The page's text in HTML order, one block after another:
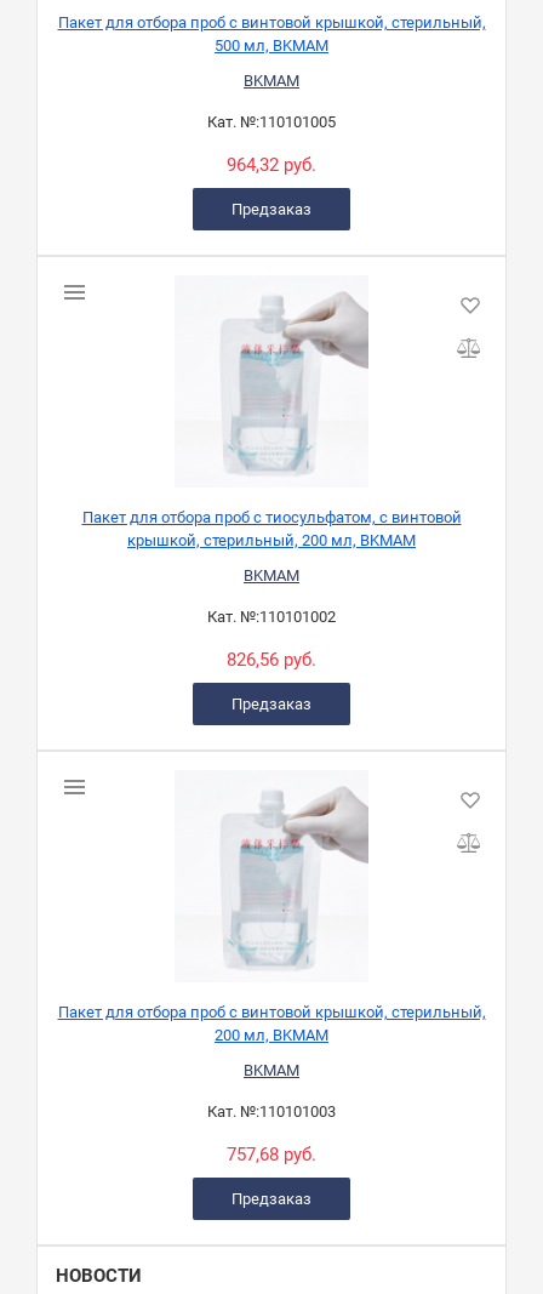
Пакет для отбора проб с винтовой крышкой, стерильный,
500 мл, BKMAM
BKMAM
Кат. №:110101005
964,32 руб.
Предзаказ
Пакет для отбора проб с тиосульфатом, с винтовой
крышкой, стерильный, 200 мл, BKMAM
BKMAM
Кат. №:110101002
826,56 руб.
Предзаказ
Пакет для отбора проб с винтовой крышкой, стерильный,
200 мл, BKMAM
BKMAM
Кат. №:110101003
757,68 руб.
Предзаказ
НОВОСТИ